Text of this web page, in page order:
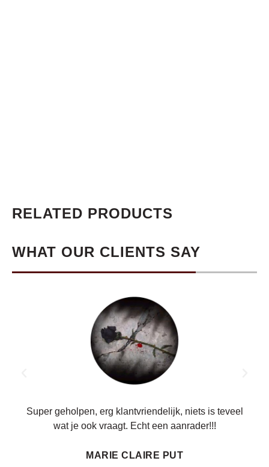
RELATED PRODUCTS
WHAT OUR CLIENTS SAY
Super geholpen, erg klantvriendelijk, niets is teveel
wat je ook vraagt. Echt een aanrader!!!
MARIE CLAIRE PUT